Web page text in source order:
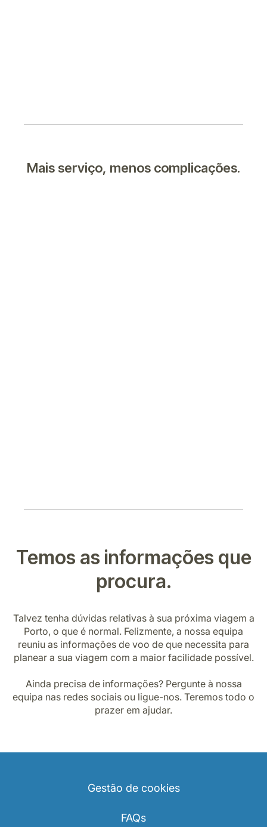
Mais serviço, menos complicações.
Temos as informações que
procura.
Talvez tenha dúvidas relativas à sua próxima viagem a
Porto, o que é normal. Felizmente, a nossa equipa
reuniu as informações de voo de que necessita para
planear a sua viagem com a maior facilidade possível.
Ainda precisa de informações? Pergunte à nossa
equipa nas redes sociais ou ligue-nos. Teremos todo o
prazer em ajudar.
Gestão de cookies
FAQs